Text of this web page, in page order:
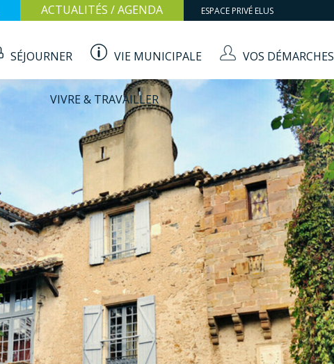
ACTUALITÉS / AGENDA ESPACE PRIVÉ ELUS
SÉJOURNER VIE MUNICIPALE VOS DÉMARCHES
VIVRE & TRAVAILLER